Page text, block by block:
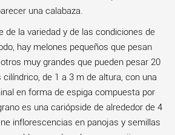
una calabaza.
de la variedad y de las condiciones de
hay melones pequeños que pesan
muy grandes que pueden pesar 20
cilíndrico, de 1 a 3 m de altura, con una
en forma de espiga compuesta por
es una cariópside de alrededor de 4
inflorescencias en panojas y semillas